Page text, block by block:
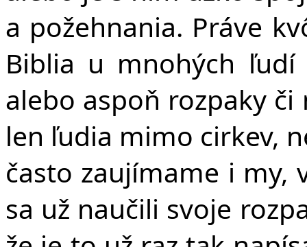
a požehnania. Práve
Biblia u mnohých ľudí
alebo aspoň rozpaky
len ľudia mimo cirkev,
často zaujímame i my,
sa už naučili svoje